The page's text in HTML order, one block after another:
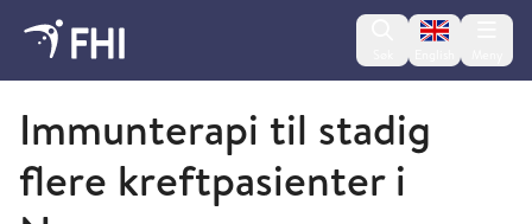
Change
2025 - nyheter fra FHI
Immunterapi til stadig
flere kreftpasienter i